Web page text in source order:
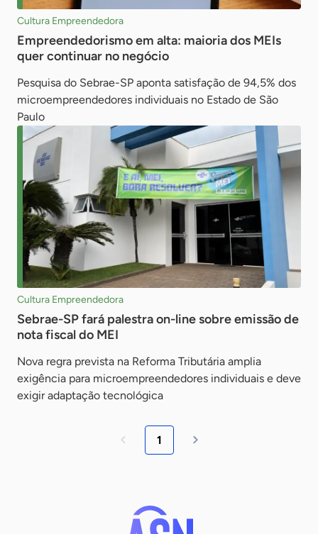
Cultura Empreendedora
Empreendedorismo em alta: maioria dos MEIs
quer continuar no negócio
Pesquisa do Sebrae-SP aponta satisfação de 94,5% dos
microempreendedores individuais no Estado de São
Paulo
Cultura Empreendedora
Sebrae-SP fará palestra on-line sobre emissão de
nota fiscal do MEI
Nova regra prevista na Reforma Tributária amplia
exigência para microempreendedores individuais e deve
exigir adaptação tecnológica
1